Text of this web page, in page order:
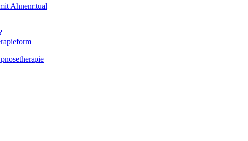
Ahnenritual